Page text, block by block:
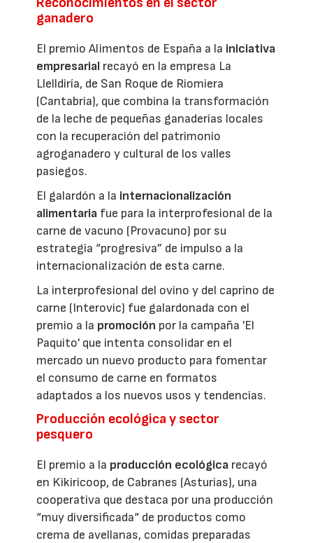
ganadero
El premio Alimentos de España a la iniciativa
empresarial recayó en la empresa La
Llelldiría, de San Roque de Riomiera
(Cantabria), que combina la transformación
de la leche de pequeñas ganaderías locales
con la recuperación del patrimonio
agroganadero y cultural de los valles
pasiegos.
El galardón a la internacionalización
alimentaria fue para la interprofesional de la
carne de vacuno (Provacuno) por su
estrategia “progresiva” de impulso a la
internacionalización de esta carne.
La interprofesional del ovino y del caprino de
carne (Interovic) fue galardonada con el
premio a la promoción por la campaña 'El
Paquito' que intenta consolidar en el
mercado un nuevo producto para fomentar
el consumo de carne en formatos
adaptados a los nuevos usos y tendencias.
Producción ecológica y sector
pesquero
El premio a la producción ecológica recayó
en Kikiricoop, de Cabranes (Asturias), una
cooperativa que destaca por una producción
“muy diversificada“ de productos como
crema de avellanas, comidas preparadas